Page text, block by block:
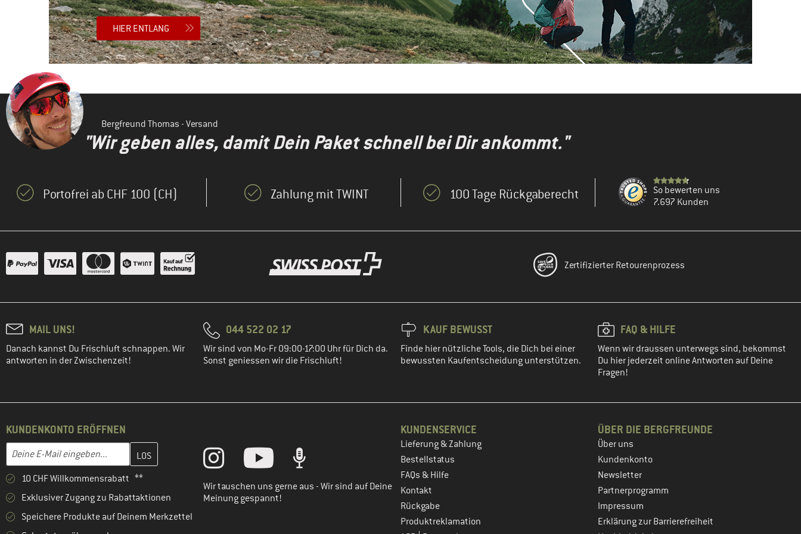
HIER ENTLANG
Bergfreund Thomas - Versand
"Wir geben alles, damit Dein Paket schnell bei Dir ankommt."
Portofrei ab CHF 100 (CH) Zahlung mit TWINT 100 Tage Rückgaberecht
So bewerten uns
7.697 Kunden
Zertifizierter Retourenprozess
MAIL UNS!
Danach kannst Du Frischluft schnappen. Wir
antworten in der Zwischenzeit!
044 522 02 17
Wir sind von Mo-Fr 09:00-17:00 Uhr für Dich da.
Sonst geniessen wir die Frischluft!
KAUF BEWUSST
Finde hier nützliche Tools, die Dich bei einer
bewussten Kaufentscheidung unterstützen.
FAQ & HILFE
Wenn wir draussen unterwegs sind, bekommst
Du hier jederzeit online Antworten auf Deine
Fragen!
KUNDENKONTO ERÖFFNEN
E-Mail-Adresse
Gib hier deine E-Mail-Adresse ein und erstelle im nächsten Schritt dein Kundenkonto
10 CHF Willkommensrabatt **
Exklusiver Zugang zu Rabattaktionen
Speichere Produkte auf Deinem Merkzettel
Wir tauschen uns gerne aus - Wir sind auf Deine
Meinung gespannt!
KUNDENSERVICE
Lieferung & Zahlung
Bestellstatus
FAQs & Hilfe
Kontakt
Rückgabe
Produktreklamation
ÜBER DIE BERGFREUNDE
Über uns
Kundenkonto
Newsletter
Partnerprogramm
Impressum
Erklärung zur Barrierefreiheit